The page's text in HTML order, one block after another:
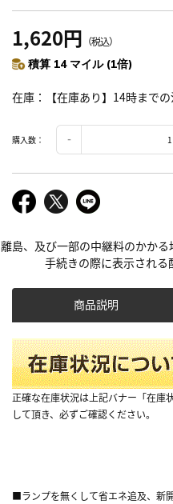
1,620円 （税込）
積算 14 マイル (1倍)
在庫 【在庫あり】14時まで
購入数：
離島、及び一部の中継料のかか
手続きの際に表示される
商品説明
正確な在庫状況は上記バナー「在庫
して頂き、必ずご確認ください。
■ランプを無くして省エネ追及、新